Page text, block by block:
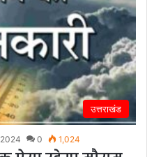
उत्तराखंड
0 1,024